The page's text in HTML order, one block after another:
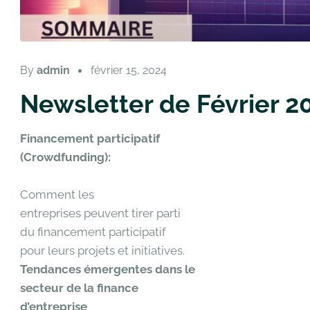
By admin février 15, 2024
Newsletter de Février
Financement participatif
(Crowdfunding):
Comment les
entreprises peuvent tirer parti
du financement participatif
pour leurs projets et initiatives.
Tendances émergentes dans le
secteur de la finance
d’entreprise